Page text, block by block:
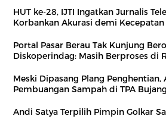
HUT ke-28, IJTI Ingatkan Jurnalis
Korbankan Akurasi demi Kecepatan
Portal Pasar Berau Tak Kunjung
Diskoperindag: Masih Berproses di
Meski Dipasang Plang Penghentian,
Pembuangan Sampah di TPA
Andi Satya Terpilih Pimpin Golkar